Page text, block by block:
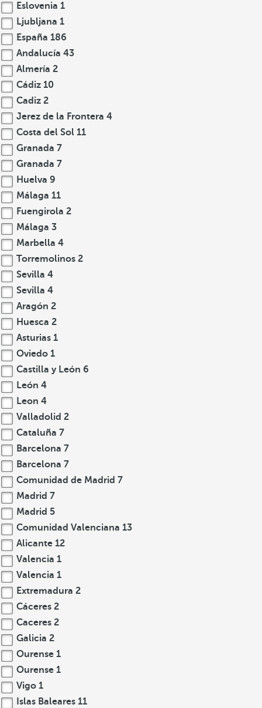
Eslovenia 1
Ljubljana 1
España 186
Andalucía 43
Almería 2
Cádiz 10
Cadiz 2
Jerez de la Frontera 4
Costa del Sol 11
Granada 7
Granada 7
Huelva 9
Málaga 11
Fuengirola 2
Málaga 3
Marbella 4
Torremolinos 2
Sevilla 4
Sevilla 4
Aragón 2
Huesca 2
Asturias 1
Oviedo 1
Castilla y León 6
León 4
Leon 4
Valladolid 2
Cataluña 7
Barcelona 7
Barcelona 7
Comunidad de Madrid 7
Madrid 7
Madrid 5
Comunidad Valenciana 13
Alicante 12
Valencia 1
Valencia 1
Extremadura 2
Cáceres 2
Caceres 2
Galicia 2
Ourense 1
Ourense 1
Vigo 1
Islas Baleares 11